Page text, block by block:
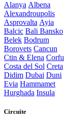
Alanya Albena
Alexandroupolis
Asprovalta Ayia
Balcic Bali Bansko
Belek Bodrum
Borovets Cancun
Ctin & Elena Corfu
Costa del Sol Creta
Didim Dubai Duni
Evia Hammamet
Hurghada Insula
Circuite